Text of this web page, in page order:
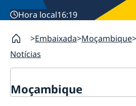
Hora local16:19
Embaixada Moçambique
Notícias
Moçambique